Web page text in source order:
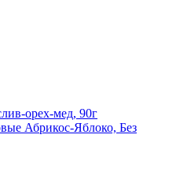
орех-мед, 90г
Абрикос-Яблоко, Без